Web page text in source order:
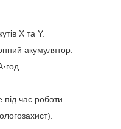
X та Y.
акумулятор.
час роботи.